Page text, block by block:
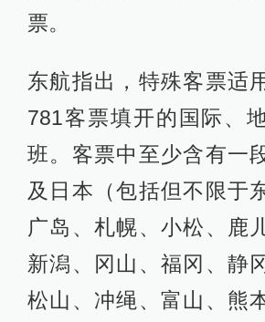
票。
东航指出，特殊客票适
781客票填开的国际、
班。客票中至少含有一
及日本（包括但不限于
广岛、札幌、小松、鹿
新潟、冈山、福冈、静
松山、冲绳、富山、熊